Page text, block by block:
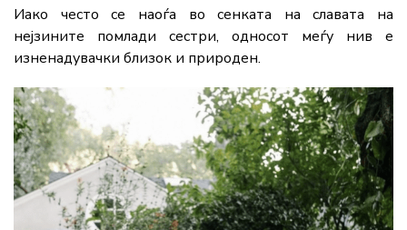
Иако често се наоѓа во сенката на славата на
нејзините помлади сестри, односот меѓу нив е
изненадувачки близок и природен.